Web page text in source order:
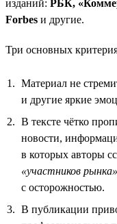
изданий: РБК,
Forbes и другие.
Три основных
Материал не
и другие яркие
В тексте чётко
новости,
в которых авторы
«участников рынка»,
с осторожностью.
В публикации